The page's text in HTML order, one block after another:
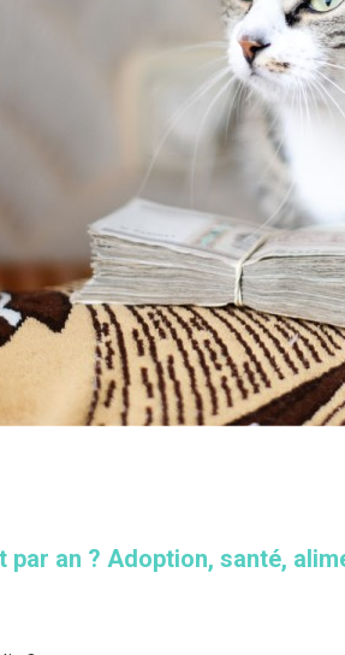
par an ? Adoption, santé,